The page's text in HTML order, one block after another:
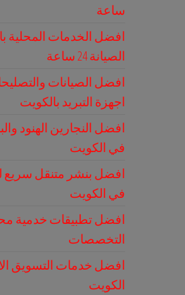
ساعة
افضل الخدمات المحلية
الصيانة 24 ساعة
افضل الصيانات
اجهزة التبريد بالكويت
افضل النجارين الهنود
في الكويت
افضل بنشر متنقل سريع
في الكويت
افضل تطبيقات خدمية
التخصصات
افضل خدمات التسويق
الكويت